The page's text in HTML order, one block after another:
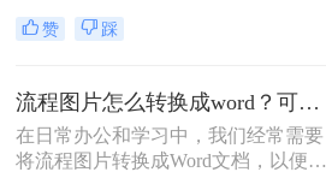
方便我们随时随地阅读，还便于编
辑、分享和存储。本文将介绍如何将
赞 踩
流程图片怎么转换成word？可以试试这三个方法！
在日常办公和学习中，我们经常需要
将流程图片转换成Word文档，以便于